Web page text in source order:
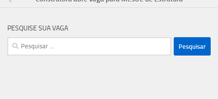
PESQUISE SUA VAGA
Pesquisar
por: